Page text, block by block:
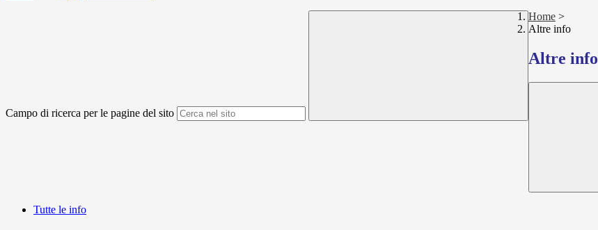
Campo di ricerca per le pagine del sito
Home >
Altre info
Altre info
Tutte le info